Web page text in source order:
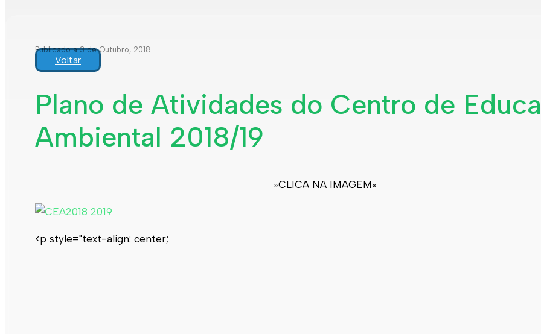
Publicado a 3 de Outubro, 2018
Voltar
Plano de Atividades do Centro de
Ambiental 2018/19
»CLICA NA IMAGEM«
<p style="text-align: center;